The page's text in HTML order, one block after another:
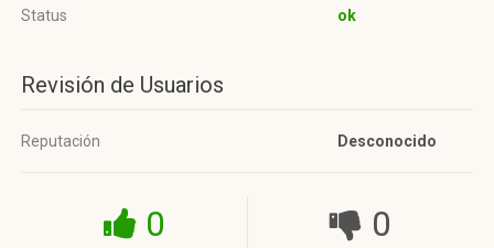
Status ok
Revisión de Usuarios
Reputación Desconocido
0 0